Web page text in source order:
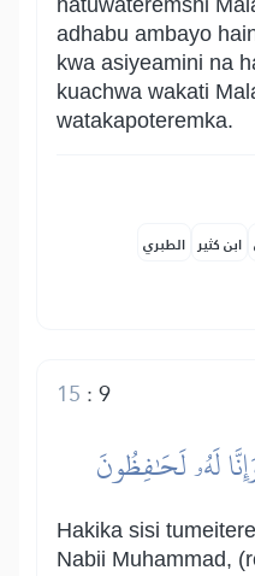
hatuwateremshi
adhabu ambayo
kwa asiyeamini na
kuachwa wakati
watakapoteremka.
ابن كثير الطبري
9
:
15
لَهُۥ لَحَٰفِظُونَ
Hakika sisi
Nabii Muhammad,